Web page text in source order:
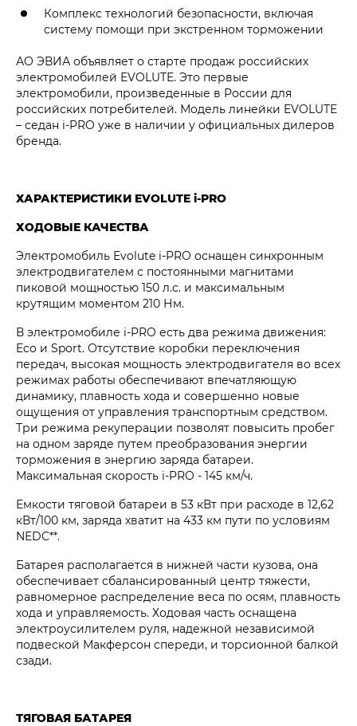
Комплекс технологий безопасности, включая
систему помощи при экстренном торможении
АО ЭВИА объявляет о старте продаж российских
электромобилей EVOLUTE. Это первые
электромобили, произведенные в России для
российских потребителей. Модель линейки EVOLUTE
– седан i‑PRO уже в наличии у официальных дилеров
бренда.
ХАРАКТЕРИСТИКИ EVOLUTE i‑PRO
ХОДОВЫЕ КАЧЕСТВА
Электромобиль Evolute i‑PRO оснащен синхронным
электродвигателем с постоянными магнитами
пиковой мощностью 150 л.с. и максимальным
крутящим моментом 210 Нм.
В электромобиле i‑PRO есть два режима движения:
Eco и Sport. Отсутствие коробки переключения
передач, высокая мощность электродвигателя во всех
режимах работы обеспечивают впечатляющую
динамику, плавность хода и совершенно новые
ощущения от управления транспортным средством.
Три режима рекуперации позволят повысить пробег
на одном заряде путем преобразования энергии
торможения в энергию заряда батареи.
Максимальная скорость i‑PRO - 145 км/ч.
Емкости тяговой батареи в 53 кВт при расходе в 12,62
кВт/100 км, заряда хватит на 433 км пути по условиям
NEDC**.
Батарея располагается в нижней части кузова, она
обеспечивает сбалансированный центр тяжести,
равномерное распределение веса по осям, плавность
хода и управляемость. Ходовая часть оснащена
электроусилителем руля, надежной независимой
подвеской Макферсон спереди, и торсионной балкой
сзади.
ТЯГОВАЯ БАТАРЕЯ